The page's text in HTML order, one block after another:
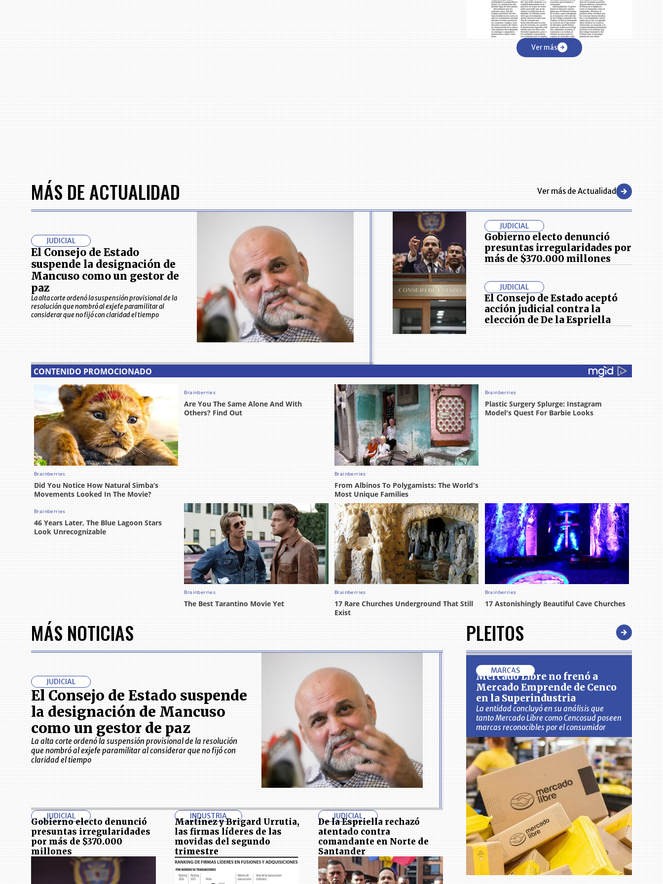
Ver más
MÁS DE ACTUALIDAD Ver más de Actualidad
JUDICIAL
El Consejo de Estado
suspende la designación de
Mancuso como un gestor de
paz
La alta corte ordenó la suspensión provisional de la
resolución que nombró al exjefe paramilitar al
considerar que no fijó con claridad el tiempo
JUDICIAL
Gobierno electo denunció
presuntas irregularidades por
más de $370.000 millones
JUDICIAL
El Consejo de Estado aceptó
acción judicial contra la
elección de De la Espriella
MÁS NOTICIAS
JUDICIAL
El Consejo de Estado suspende
la designación de Mancuso
como un gestor de paz
La alta corte ordenó la suspensión provisional de la resolución
que nombró al exjefe paramilitar al considerar que no fijó con
claridad el tiempo
JUDICIAL
Gobierno electo denunció
presuntas irregularidades
por más de $370.000
millones
INDUSTRIA
Martínez y Brigard Urrutia,
las firmas líderes de las
movidas del segundo
trimestre
JUDICIAL
De la Espriella rechazó
atentado contra
comandante en Norte de
Santander
PLEITOS
MARCAS
Mercado Libre no frenó a
Mercado Emprende de Cenco
en la Superindustria
La entidad concluyó en su análisis que
tanto Mercado Libre como Cencosud poseen
marcas reconocibles por el consumidor